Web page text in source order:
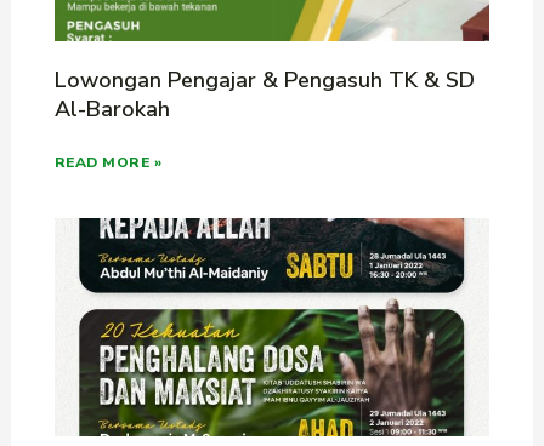
Lowongan Pengajar & Pengasuh TK & SD
Al-Barokah
READ MORE »